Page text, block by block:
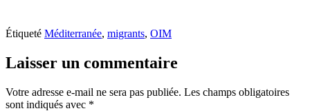
Étiqueté Méditerranée, migrants, OIM
Laisser un commentaire
Votre adresse e-mail ne sera pas publiée. Les champs obligatoires
sont indiqués avec *